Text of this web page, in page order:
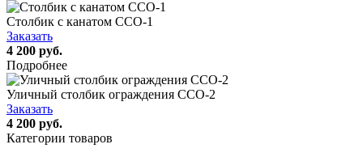
Столбик с канатом ССО-1
Заказать
4 200 руб.
Подробнее
Уличный столбик ограждения ССО-2
Заказать
4 200 руб.
Категории товаров